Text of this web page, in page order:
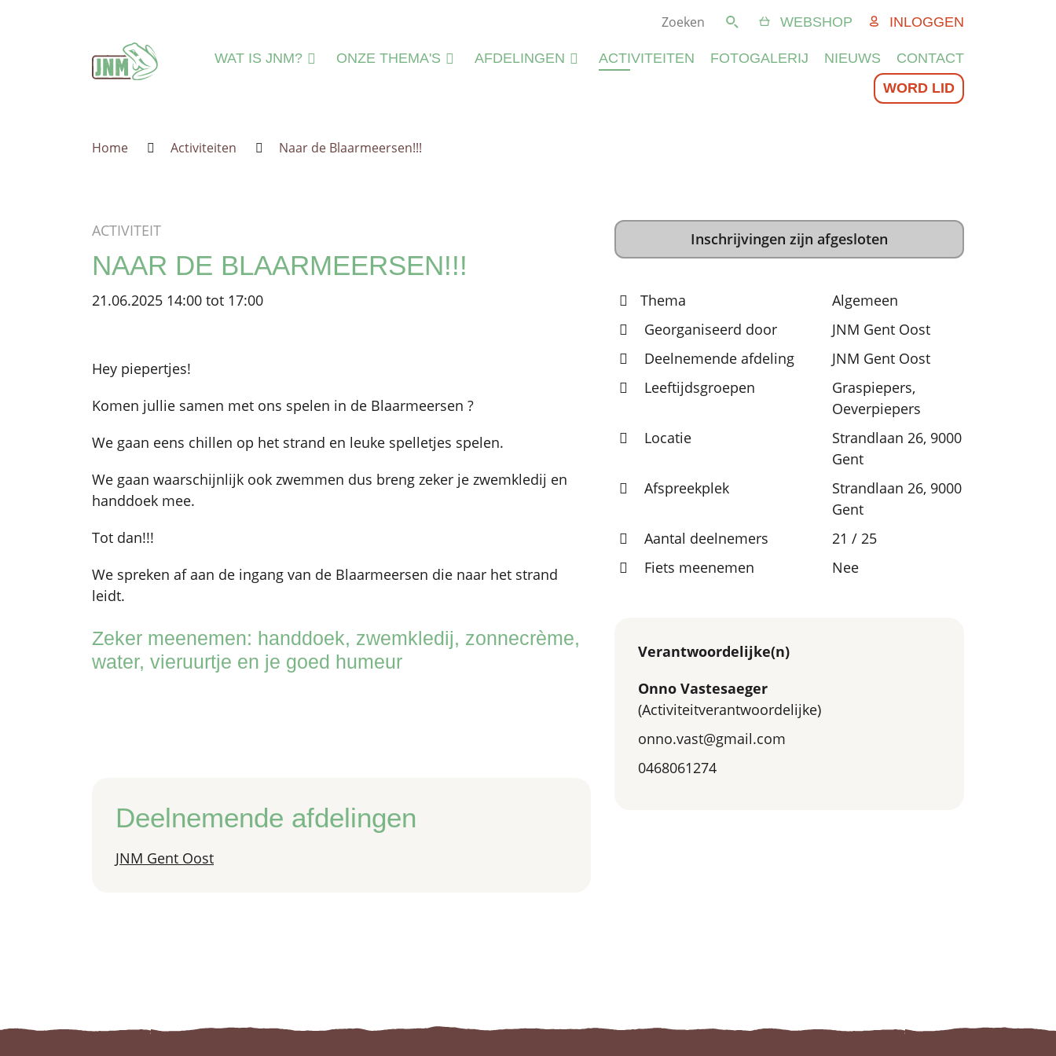
Terug naar de homepage
Zoeken
WAT IS JNM?
JNM'ER WORDEN
JNM STEUNEN
ONZE THEMA'S AFDELINGEN ACTIVITEITEN FOTOGALERIJ NIEUWS
CONTACT
WORD LID
WEBSHOP INLOGGEN
Home Activiteiten Naar de Blaarmeersen!!!
ACTIVITEIT
NAAR DE BLAARMEERSEN!!!
21.06.2025 14:00 tot 17:00
Hey piepertjes!
Komen jullie samen met ons spelen in de Blaarmeersen ?
We gaan eens chillen op het strand en leuke spelletjes spelen.
We gaan waarschijnlijk ook zwemmen dus breng zeker je zwemkledij en
handdoek mee.
Tot dan!!!
We spreken af aan de ingang van de Blaarmeersen die naar het strand
leidt.
Zeker meenemen: handdoek, zwemkledij, zonnecrème,
water, vieruurtje en je goed humeur
Deelnemende afdelingen
JNM Gent Oost
Inschrijvingen zijn afgesloten
Thema
Algemeen
Georganiseerd door
JNM Gent Oost
Deelnemende afdeling
JNM Gent Oost
Leeftijdsgroepen
Graspiepers,
Oeverpiepers
Locatie
Strandlaan 26, 9000
Gent
Afspreekplek
Strandlaan 26, 9000
Gent
Aantal deelnemers
21 / 25
Fiets meenemen
Nee
Verantwoordelijke(n)
Onno Vastesaeger
(Activiteitverantwoordelijke)
onno.vast@gmail.com
0468061274